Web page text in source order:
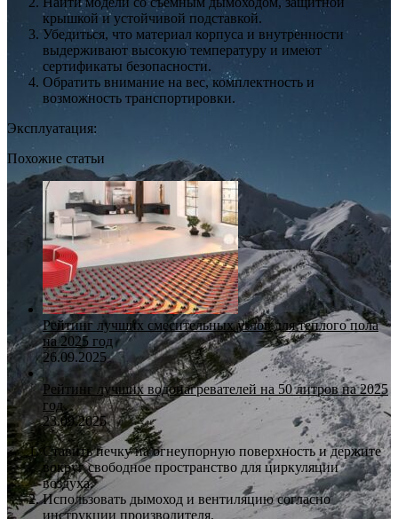
крышкой и устойчивой подставкой.
Убедиться, что материал корпуса и внутренности
выдерживают высокую температуру и имеют
сертификаты безопасности.
Обратить внимание на вес, комплектность и
возможность транспортировки.
Эксплуатация:
Похожие статьи
Рейтинг лучших смесительных узлов для теплого пола
на 2025 год
26.09.2025
Рейтинг лучших водонагревателей на 50 литров на 2025
год
23.09.2025
Ставить печку на огнеупорную поверхность и держите
вокруг свободное пространство для циркуляции
воздуха.
Использовать дымоход и вентиляцию согласно
инструкции производителя.